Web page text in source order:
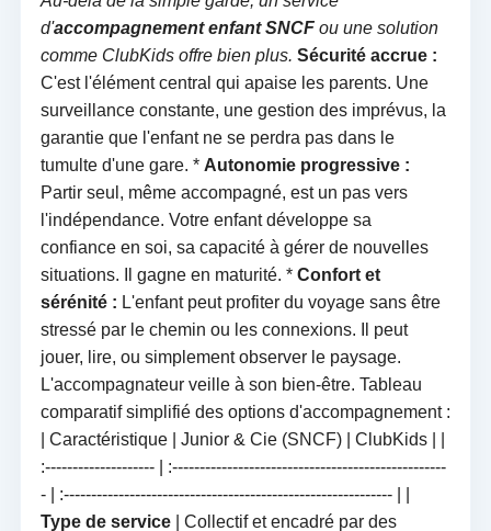
d'accompagnement enfant SNCFou une solution
comme ClubKids offre bien plus. Sécurité accrue :
C'est l'élément central qui apaise les parents. Une
surveillance constante, une gestion des imprévus, la
garantie que l'enfant ne se perdra pas dans le
tumulte d'une gare. * Autonomie progressive :
Partir seul, même accompagné, est un pas vers
l'indépendance. Votre enfant développe sa
confiance en soi, sa capacité à gérer de nouvelles
situations. Il gagne en maturité. * Confort et
sérénité : L'enfant peut profiter du voyage sans être
stressé par le chemin ou les connexions. Il peut
jouer, lire, ou simplement observer le paysage.
L'accompagnateur veille à son bien-être. Tableau
comparatif simplifié des options d'accompagnement :
| Caractéristique | Junior & Cie (SNCF) | ClubKids | |
:-------------------- | :--------------------------------------------------
- | :------------------------------------------------------------ | |
Type de service| Collectif et encadré par des